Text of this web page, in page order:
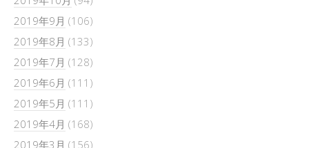
2019年9月 (106)
2019年8月 (133)
2019年7月 (128)
2019年6月 (111)
2019年5月 (111)
2019年4月 (168)
2019年3月 (156)